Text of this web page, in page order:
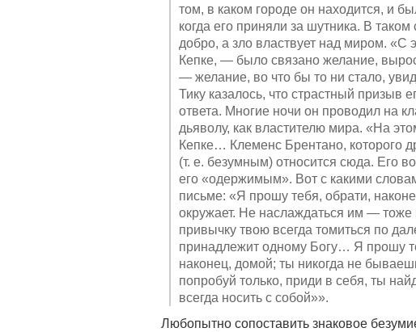
том, в каком городе он находится, и
когда его приняли за шутника. В
добро, а зло властвует над миром.
Кепке, — было связано желание,
— желание, во что бы то ни стало,
Тику казалось, что страстный призыв
ответа. Многие ночи он проводил на
дьяволу, как властителю мира. «На
Кепке… Клеменс Брентано, которого
(т. е. безумным) относится сюда. Его
его «одержимым». Вот с какими
письме: «Я прошу тебя, обрати,
окружает. Не наслаждаться им — тоже
привычку твою всегда томиться по
принадлежит одному Богу… Я прошу
наконец, домой; ты никогда не
попробуй только, приди в себя, ты
всегда носить с собой»».
Любопытно сопоставить знаковое